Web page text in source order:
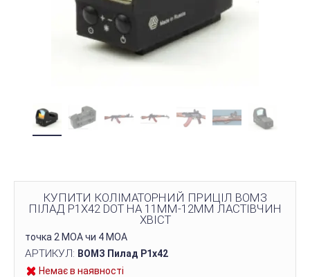
КУПИТИ КОЛІМАТОРНИЙ ПРИЦІЛ ВОМЗ
ПІЛАД P1Х42 DOT НА 11ММ-12ММ ЛАСТІВЧИН
ХВІСТ
точка 2 МОА чи 4 МОА
АРТИКУЛ: ВОМЗ Пилад P1х42
Немає в наявності